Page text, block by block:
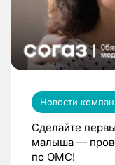
Новости
Сделайте
малыша —
по ОМС!